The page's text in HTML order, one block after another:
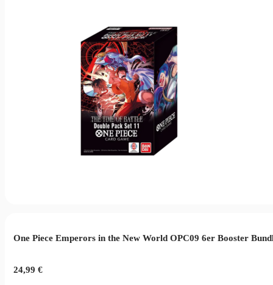
One Piece Emperors in the New World OPC09 6er Booster
24,99 €